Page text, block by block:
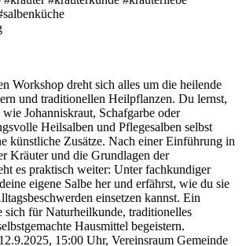
Workshop dreht sich alles um die heilende
und traditionellen Heilpflanzen. Du lernst,
Johanniskraut, Schafgarbe oder
Heilsalben und Pflegesalben selbst
künstliche Zusätze. Nach einer Einführung in
Kräuter und die Grundlagen der
es praktisch weiter: Unter fachkundiger
eigene Salbe her und erfährst, wie du sie
einsetzen kannst. Ein
sich für Naturheilkunde, traditionelles
Hausmittel begeistern.
15:00 Uhr, Vereinsraum Gemeinde